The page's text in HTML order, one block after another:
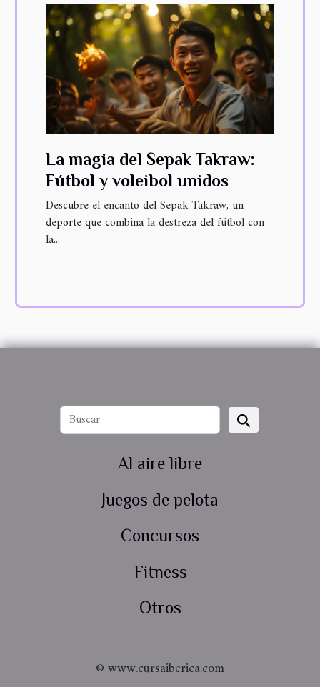
La magia del Sepak Takraw:
Fútbol y voleibol unidos
Descubre el encanto del Sepak Takraw, un
deporte que combina la destreza del fútbol con
la...
Al aire libre
Juegos de pelota
Concursos
Fitness
Otros
© www.cursaiberica.com